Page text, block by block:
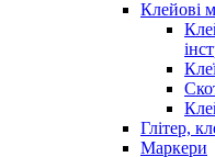
Клейові
Глітер,
Маркери